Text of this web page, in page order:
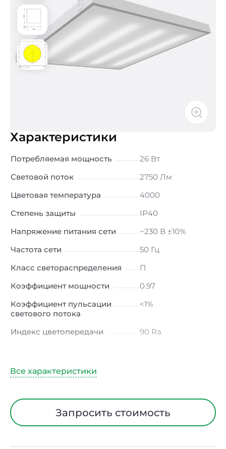
Характеристики
Потребляемая мощность
26 Вт
Световой поток
2750 Лм
Цветовая температура
4000
Степень защиты
IP40
Напряжение питания сети
~230 В ±10%
Частота сети
50 Гц
Класс светораспределения
П
Коэффициент мощности
0.97
Коэффициент пульсации
светового потока
<1%
Индекс цветопередачи
90 Ra
Угол рассеивания
Тип рассеивателя
Материал корпуса
Запросить стоимость